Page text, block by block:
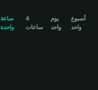
ساعة
واحدة
4
ساعات
يوم
واحد
أسبوع
واحد